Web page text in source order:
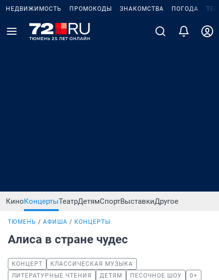
НЕДВИЖИМОСТЬ ПРОМОКОДЫ ЗНАКОМСТВА ПОГОДА
КиноКонцертыТеатрДетямСпортВыставкиДругое
ТЮМЕНЬ АФИША КОНЦЕРТЫ
Алиса в стране чудес
КОНЦЕРТ
КЛАССИЧЕСКАЯ МУЗЫКА
ЛИТЕРАТУРНЫЕ ЧТЕНИЯ
ДЕТЯМ ПЕСОЧНОЕ ШОУ 0+